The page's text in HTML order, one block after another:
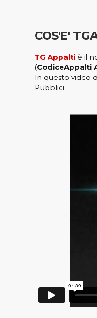
COS'E'
TG Appalti è il
(CodiceAppalti
In questo video
Pubblici.